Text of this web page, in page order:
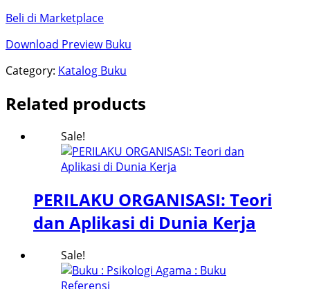
Beli di Marketplace
Download Preview Buku
Category: Katalog Buku
Related products
Sale!
PERILAKU ORGANISASI: Teori
dan Aplikasi di Dunia Kerja
Sale!